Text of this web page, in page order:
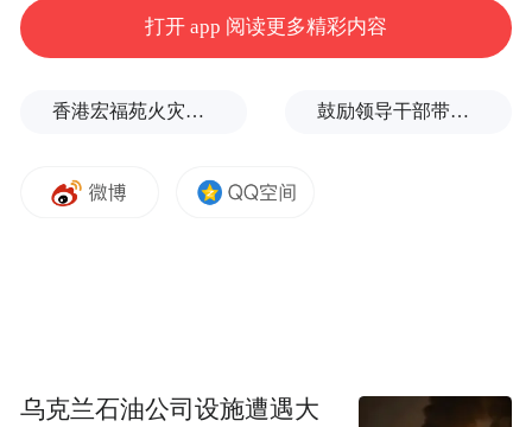
打开 app 阅读更多精彩内容
香港宏福苑火灾跨部门调查最终报告：大火或由烟头引起 鼓励领导干部带头休假之后又撤回文件，到底什么意思嘛？
乌克兰石油公司设施遭遇大